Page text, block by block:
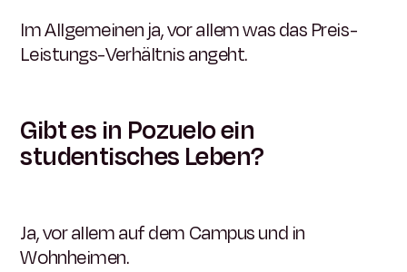
Im Allgemeinen ja, vor allem was das Preis-
Leistungs-Verhältnis angeht.
Gibt es in Pozuelo ein
studentisches Leben?
Ja, vor allem auf dem Campus und in
Wohnheimen.